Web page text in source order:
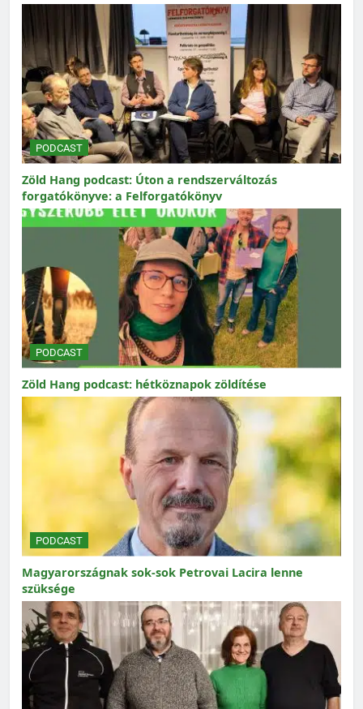
PODCAST
Zöld Hang podcast: Úton a rendszerváltozás
forgatókönyve: a Felforgatókönyv
PODCAST
Zöld Hang podcast: hétköznapok zöldítése
PODCAST
Magyarországnak sok-sok Petrovai Lacira lenne
szüksége